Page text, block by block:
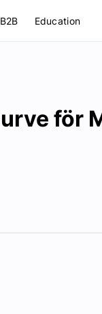
B2B Education
för